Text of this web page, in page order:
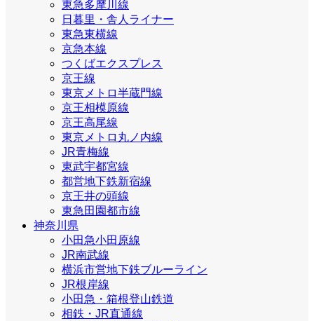
東急多摩川線
日暮里・舎人ライナー
東急東横線
京急本線
つくばエクスプレス
京王線
東京メトロ半蔵門線
京王相模原線
京王高尾線
東京メトロ丸ノ内線
JR青梅線
東武宇都宮線
都営地下鉄新宿線
京王井の頭線
東急田園都市線
神奈川県
小田急小田原線
JR南武線
横浜市営地下鉄ブルーライン
JR根岸線
小田急・箱根登山鉄道
相鉄・JR直通線